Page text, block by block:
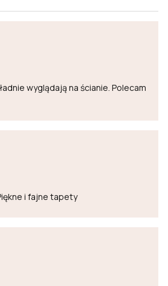
wyglądają na ścianie. Polecam
i fajne tapety